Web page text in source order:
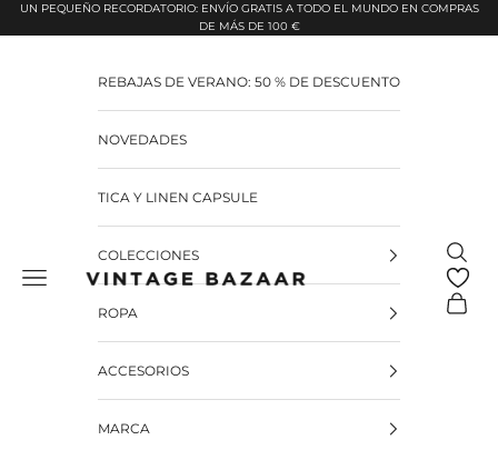
Pular para o conteúdo
UN PEQUEÑO RECORDATORIO: ENVÍO GRATIS A TODO EL MUNDO EN COMPRAS
DE MÁS DE 100 €
Vintage Bazaar
REBAJAS DE VERANO: 50 % DE DESCUENTO
NOVEDADES
TICA Y LINEN CAPSULE
COLECCIONES
ROPA
ACCESORIOS
MARCA